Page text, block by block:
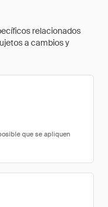
relacionados
a cambios y